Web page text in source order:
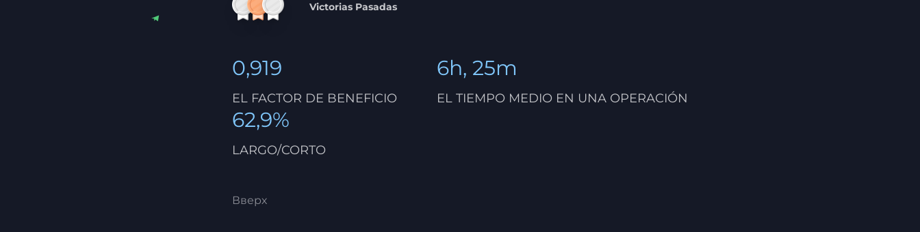
Victorias Pasadas
0,919
EL FACTOR DE BENEFICIO
6h, 25m
EL TIEMPO MEDIO EN UNA OPERACIÓN
62,9%
LARGO/CORTO
Вверх